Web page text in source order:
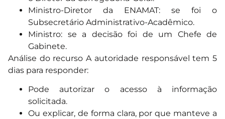
Ministro-Diretor da ENAMAT: se foi o
Subsecretário Administrativo-Acadêmico.
Ministro: se a decisão foi de um Chefe de
Gabinete.
Análise do recurso A autoridade responsável tem 5
dias para responder:
Pode autorizar o acesso à informação
solicitada.
Ou explicar, de forma clara, por que manteve a